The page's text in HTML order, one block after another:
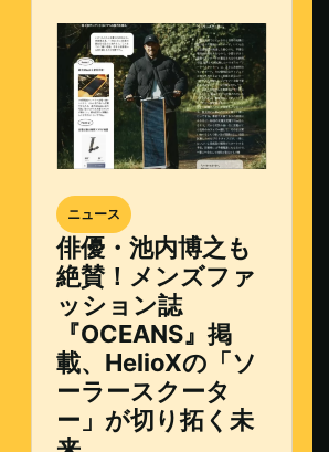
ニュース
俳優・池内博之も
絶賛！メンズファ
ッション誌
『OCEANS』掲
載、HelioXの「ソ
ーラースクータ
ー」が切り拓く未